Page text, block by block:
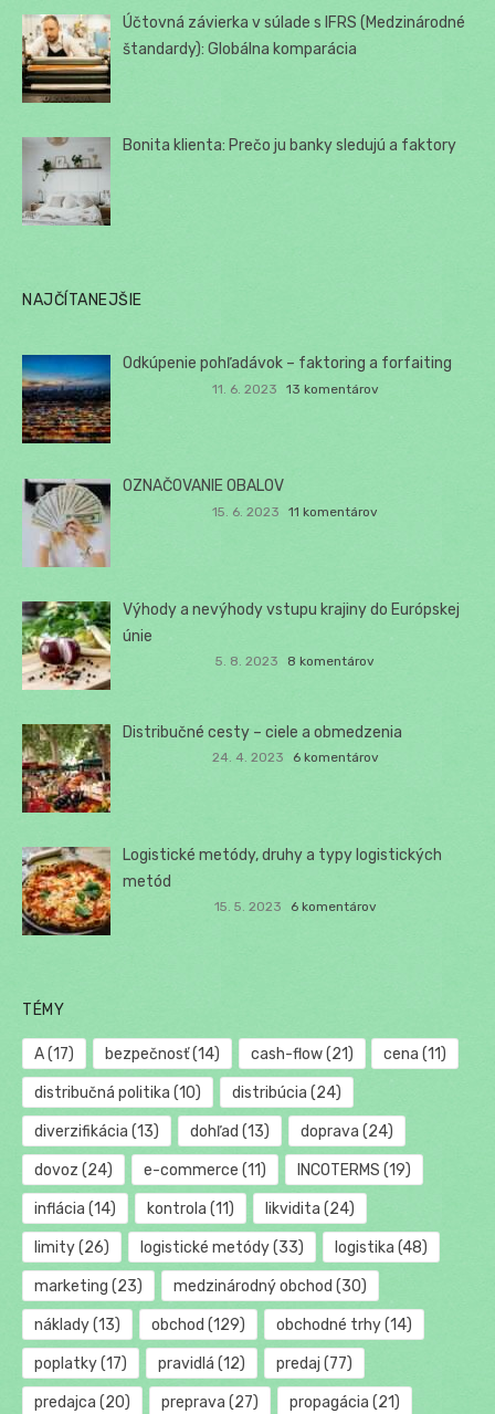
Účtovná závierka v súlade s IFRS (Medzinárodné
štandardy): Globálna komparácia
Bonita klienta: Prečo ju banky sledujú a faktory
NAJČÍTANEJŠIE
Odkúpenie pohľadávok – faktoring a forfaiting
11. 6. 2023 13 komentárov
OZNAČOVANIE OBALOV
15. 6. 2023 11 komentárov
Výhody a nevýhody vstupu krajiny do Európskej
únie
5. 8. 2023 8 komentárov
Distribučné cesty – ciele a obmedzenia
24. 4. 2023 6 komentárov
Logistické metódy, druhy a typy logistických
metód
15. 5. 2023 6 komentárov
TÉMY
A(17) bezpečnosť(14) cash-flow(21) cena (11)
distribučná politika (10) distribúcia (24)
diverzifikácia (13) dohľad (13) doprava (24)
dovoz (24) e-commerce (11) INCOTERMS (19)
inflácia (14) kontrola (11) likvidita (24)
limity(26) logistické metódy(33) logistika (48)
marketing (23) medzinárodný obchod (30)
náklady(13) obchod (129) obchodné trhy(14)
poplatky(17) pravidlá (12) predaj (77)
predajca (20) preprava (27) propagácia (21)